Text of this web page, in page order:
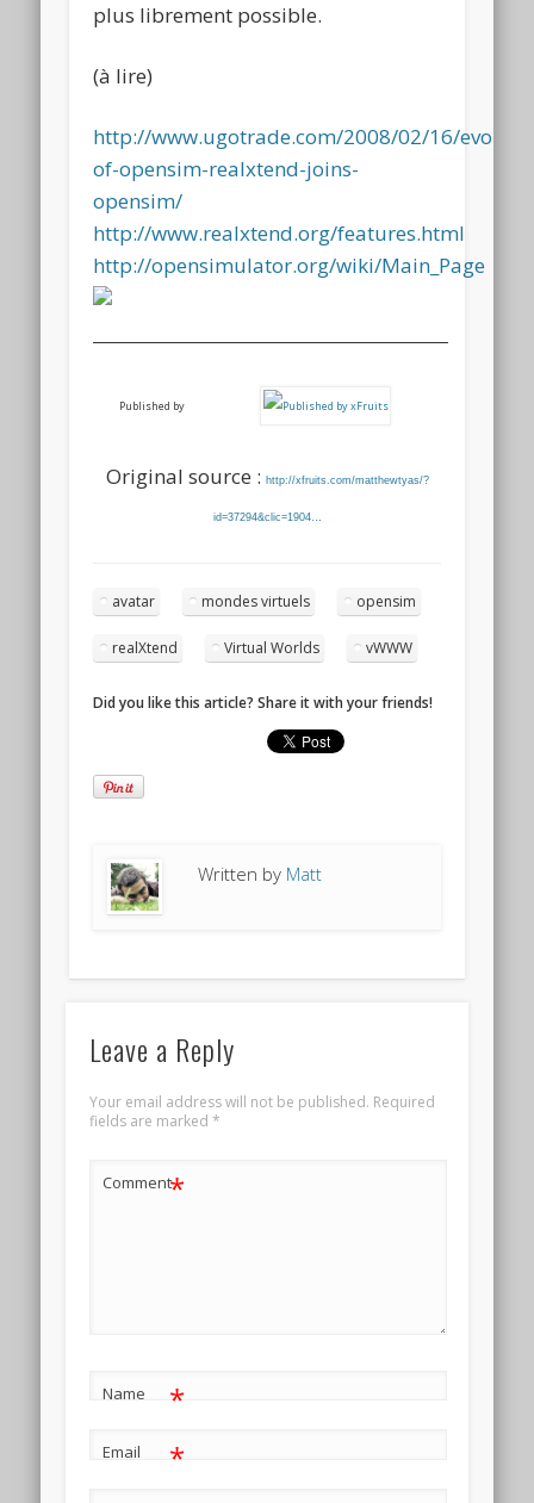
plus librement possible.
(à lire)
http://www.ugotrade.com/2008/02/16/
of-opensim-realxtend-joins-
opensim/
http://www.realxtend.org/features.html
http://opensimulator.org/wiki/Main_Page
Published by
Original source : http://xfruits.com/matthewtyas/?
id=37294&clic=1904…
avatar mondes virtuels opensim
realXtend Virtual Worlds vWWW
Did you like this article? Share it with your friends!
Written by Matt
Leave a Reply
Your email address will not be published. Required
fields are marked *
Comment*
Name *
Email *